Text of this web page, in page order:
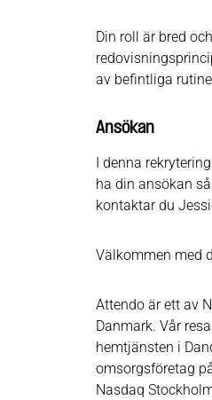
Din roll är bred
av befintliga
Ansökan
I denna
ha din ansökan
kontaktar du
Välkommen med
Attendo är ett av
Danmark. Vår
hemtjänsten i
omsorgsföretag
Nasdaq